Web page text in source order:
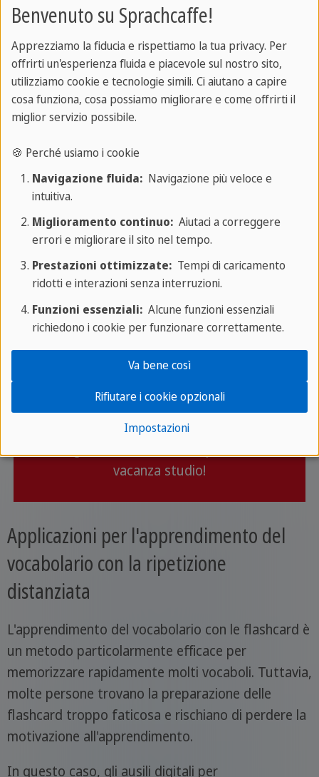
molto flessibile. È possibile creare un piano di
apprendimento personalizzato e stabilire gli
intervalli tra le fasi, nonché il numero di nuove
parole che si desidera integrare.
Vacanze studio in Spagnolo
Impara lo spagnolo in modo efficace e vivi
un'esperienza indimenticabile!
destinazioni
vacanza studio!
Applicazioni per l'apprendimento del
vocabolario con la ripetizione
distanziata
L'apprendimento del vocabolario con le flashcard è
un metodo particolarmente efficace per
memorizzare rapidamente molti vocaboli. Tuttavia,
molte persone trovano la preparazione delle
flashcard troppo faticosa e rischiano di perdere la
motivazione all'apprendimento.
In questo caso, gli ausili digitali per
Benvenuto su Sprachcaffe!
Apprezziamo la fiducia e rispettiamo la tua privacy. Per
offrirti un'esperienza fluida e piacevole sul nostro sito,
utilizziamo cookie e tecnologie simili. Ci aiutano a capire
cosa funziona, cosa possiamo migliorare e come offrirti il
miglior servizio possibile.
🍪 Perché usiamo i cookie
Navigazione fluida:Navigazione più veloce e
intuitiva.
Miglioramento continuo:Aiutaci a correggere
errori e migliorare il sito nel tempo.
Prestazioni ottimizzate:Tempi di caricamento
ridotti e interazioni senza interruzioni.
Funzioni essenziali:Alcune funzioni essenziali
richiedono i cookie per funzionare correttamente.
Impostazioni
Rifiutare i cookie opzionali
Va bene così